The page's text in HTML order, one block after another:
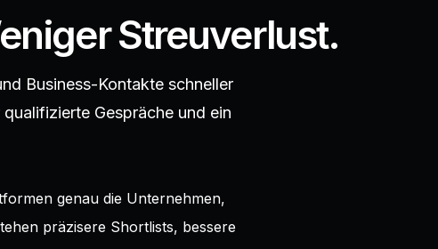
Streuverlust.
Business-Kontakte schneller
Gespräche und ein
genau die Unternehmen,
präzisere Shortlists, bessere